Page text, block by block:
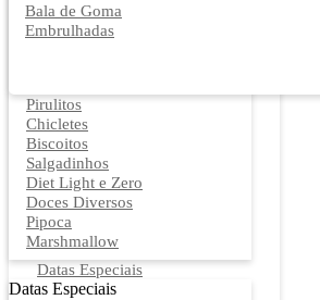
Bala de Goma
Embrulhadas
Pirulitos
Chicletes
Biscoitos
Salgadinhos
Diet Light e Zero
Doces Diversos
Pipoca
Marshmallow
Datas Especiais
Datas Especiais